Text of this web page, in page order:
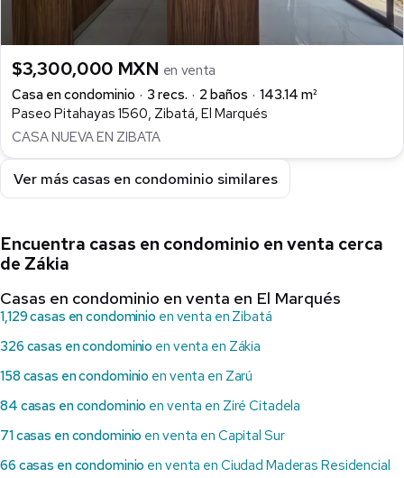
$3,300,000 MXN en venta
Casa en condominio
3 recs. 2 baños
143.14 m²
Paseo Pitahayas 1560, Zibatá, El Marqués
CASA NUEVA EN ZIBATA
Ver más casas en condominio similares
Encuentra casas en condominio en venta cerca
de Zákia
Casas en condominio en venta en El Marqués
1,129 casas en condominio en venta en Zibatá
326 casas en condominio en venta en Zákia
158 casas en condominio en venta en Zarú
84 casas en condominio en venta en Ziré Citadela
71 casas en condominio en venta en Capital Sur
66 casas en condominio en venta en Ciudad Maderas Residencial